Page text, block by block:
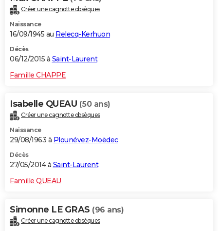
Créer une cagnotte obsèques
Naissance
16/09/1945 au Relecq-Kerhuon
Décès
06/12/2015 à Saint-Laurent
Famille CHAPPE
Isabelle QUEAU (50 ans)
Créer une cagnotte obsèques
Naissance
29/08/1963 à Plounévez-Moëdec
Décès
27/05/2014 à Saint-Laurent
Famille QUEAU
Simonne LE GRAS (96 ans)
Créer une cagnotte obsèques